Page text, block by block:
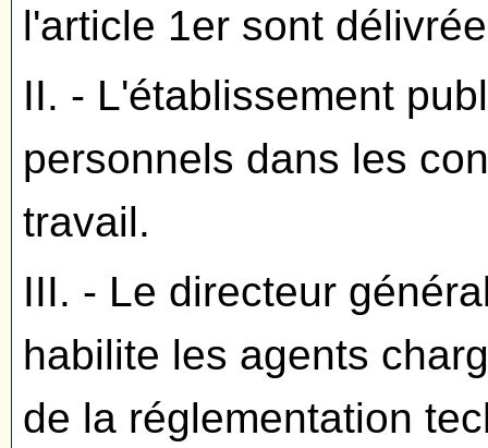
l'article 1er sont
II. - L'établissement
personnels dans les
travail.
III. - Le directeur
habilite les agents
de la réglementation